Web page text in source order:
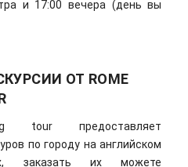
и 17:00 вечера (день вы
ОТ ROME
tour предоставляет
по городу на английском
заказать их можете